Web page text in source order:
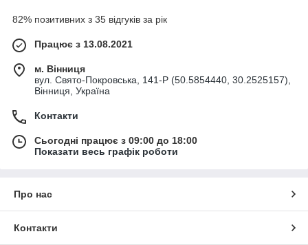
82% позитивних з 35 відгуків за рік
Працює з 13.08.2021
м. Вінниця
вул. Свято-Покровська, 141-Р (50.5854440, 30.2525157),
Вінниця, Україна
Контакти
Сьогодні працює з 09:00 до 18:00
Показати весь графік роботи
Про нас
Контакти